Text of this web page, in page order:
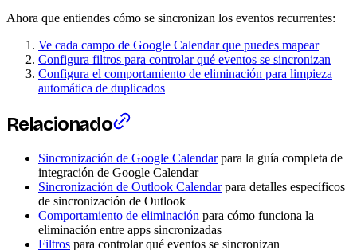
Ahora que entiendes cómo se sincronizan los eventos recurrentes:
Ve cada campo de Google Calendar que puedes mapear
Configura filtros para controlar qué eventos se sincronizan
Configura el comportamiento de eliminación para limpieza
automática de duplicados
Relacionado
Sincronización de Google Calendarpara la guía completa de
integración de Google Calendar
Sincronización de Outlook Calendarpara detalles específicos
de sincronización de Outlook
Comportamiento de eliminación para cómo funciona la
eliminación entre apps sincronizadas
Filtros para controlar qué eventos se sincronizan